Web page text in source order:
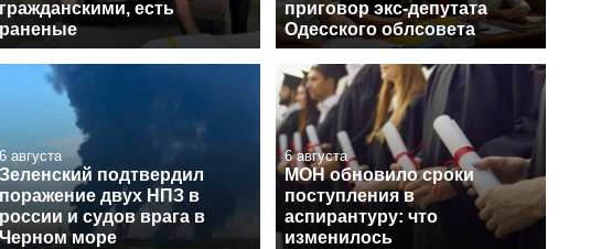
гражданскими, есть
раненые
приговор экс-депутата
Одесского облсовета
6 августа
Зеленский подтвердил
поражение двух НПЗ в
россии и судов врага в
Черном море
6 августа
МОН обновило сроки
поступления в
аспирантуру: что
изменилось